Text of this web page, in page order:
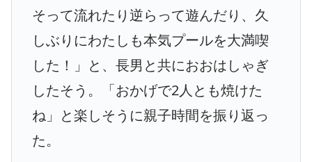
そって流れたり逆らって遊んだり、久
しぶりにわたしも本気プールを大満喫
した！」と、長男と共におおはしゃぎ
したそう。「おかげで2人とも焼けた
ね」と楽しそうに親子時間を振り返っ
た。